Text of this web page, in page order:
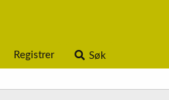
Registrer Søk